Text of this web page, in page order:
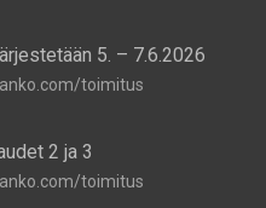
5. – 7.6.2026
toimitus
2 ja 3
toimitus